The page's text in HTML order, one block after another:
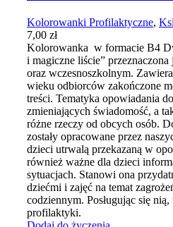
Kolorowanki Profilaktyczne,
7,00 zł
Kolorowanka w formacie B4
i magiczne liście”
oraz wczesnoszkolnym.
wieku odbiorców zakończone
treści. Tematyka opowiadania
zmieniających świadomość, a
różne rzeczy od obcych osób.
zostały opracowane przez
dzieci utrwalą przekazaną w
również ważne dla dzieci
sytuacjach. Stanowi ona
dziećmi i zajęć na temat
codziennym. Posługując się
profilaktyki.